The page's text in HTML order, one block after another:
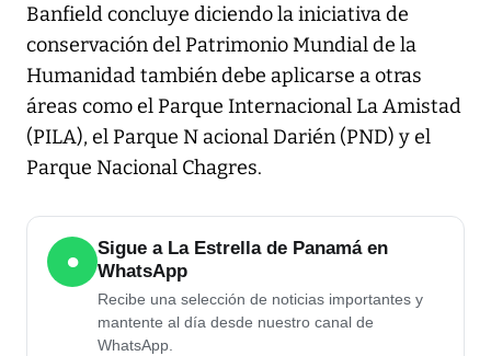
Banfield concluye diciendo la iniciativa de
conservación del Patrimonio Mundial de la
Humanidad también debe aplicarse a otras
áreas como el Parque Internacional La Amistad
(PILA), el Parque N acional Darién (PND) y el
Parque Nacional Chagres.
●
Sigue a La Estrella de Panamá en
WhatsApp
Recibe una selección de noticias importantes y
mantente al día desde nuestro canal de
WhatsApp.